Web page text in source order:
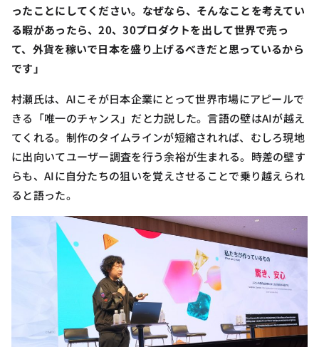
ったことにしてください。なぜなら、そんなことを考えてい
る暇があったら、20、30プロダクトを出して世界で売っ
て、外貨を稼いで日本を盛り上げるべきだと思っているから
です」
村瀬氏は、AIこそが日本企業にとって世界市場にアピールで
きる「唯一のチャンス」だと力説した。言語の壁はAIが越え
てくれる。制作のタイムラインが短縮されれば、むしろ現地
に出向いてユーザー調査を行う余裕が生まれる。時差の壁す
らも、AIに自分たちの狙いを覚えさせることで乗り越えられ
ると語った。